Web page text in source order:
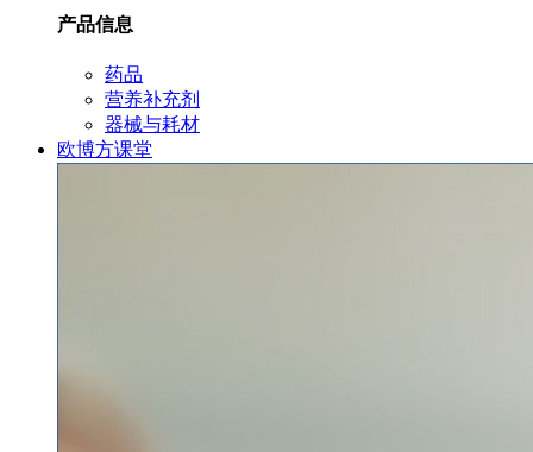
产品信息
药品
营养补充剂
器械与耗材
欧博方课堂